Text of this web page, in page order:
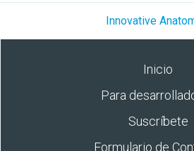
Innovative
Inicio
Para
Suscríbete
Formulario de